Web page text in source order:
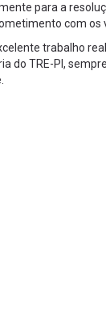
para a
com os
trabalho
do TRE-PI,